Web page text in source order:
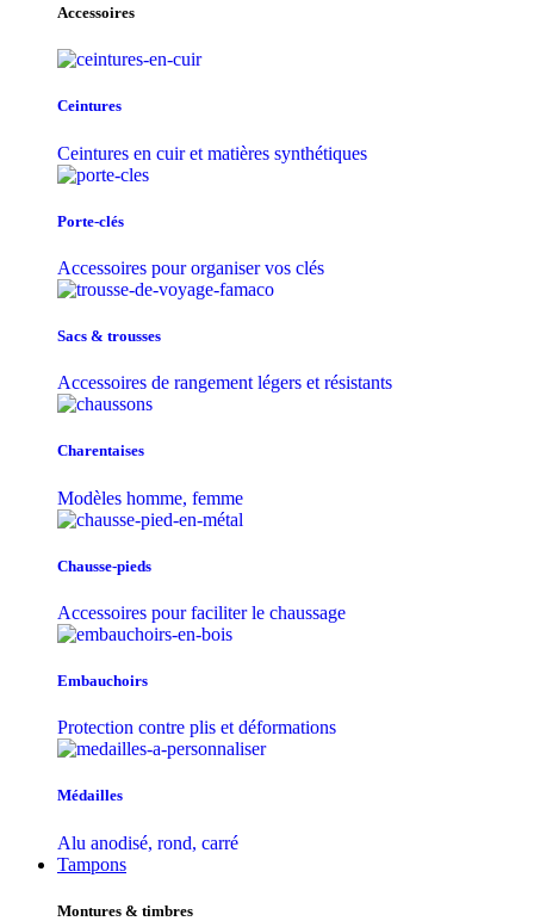
Accessoires
Ceintures
Ceintures en cuir et matières synthétiques
Porte-clés
Accessoires pour organiser vos clés
Sacs & trousse​s
Accessoires de rangement légers et résistants
Charentaises
Modèles homme, femme
Chausse-pieds
Accessoires pour faciliter le chaussage
Embauchoirs
Protection contre plis et déformations
Médailles
Alu anodisé, rond, carré
Tampons
Montures & timbres